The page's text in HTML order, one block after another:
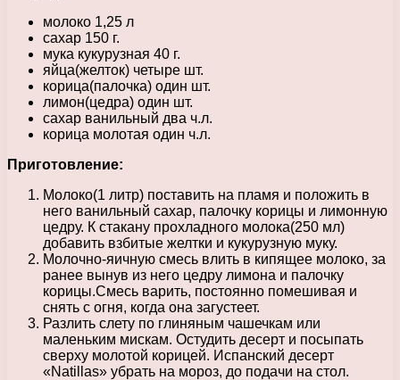
молоко 1,25 л
сахар 150 г.
мука кукурузная 40 г.
яйца(желток) четыре шт.
корица(палочка) один шт.
лимон(цедра) один шт.
сахар ванильный два ч.л.
корица молотая один ч.л.
Приготовление:
Молоко(1 литр) поставить на пламя и положить в
него ванильный сахар, палочку корицы и лимонную
цедру. К стакану прохладного молока(250 мл)
добавить взбитые желтки и кукурузную муку.
Молочно-яичную смесь влить в кипящее молоко, за
ранее вынув из него цедру лимона и палочку
корицы.Смесь варить, постоянно помешивая и
снять с огня, когда она загустеет.
Разлить слету по глиняным чашечкам или
маленьким мискам. Остудить десерт и посыпать
сверху молотой корицей. Испанский десерт
«Natillas» убрать на мороз, до подачи на стол.